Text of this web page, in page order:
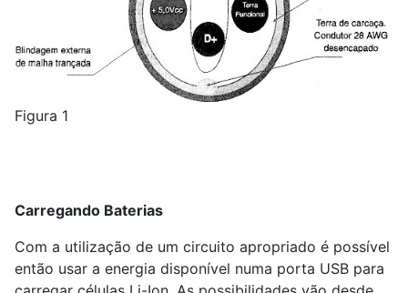
Figura 1
Carregando Baterias
Com a utilização de um circuito apropriado é possível
então usar a energia disponível numa porta USB para